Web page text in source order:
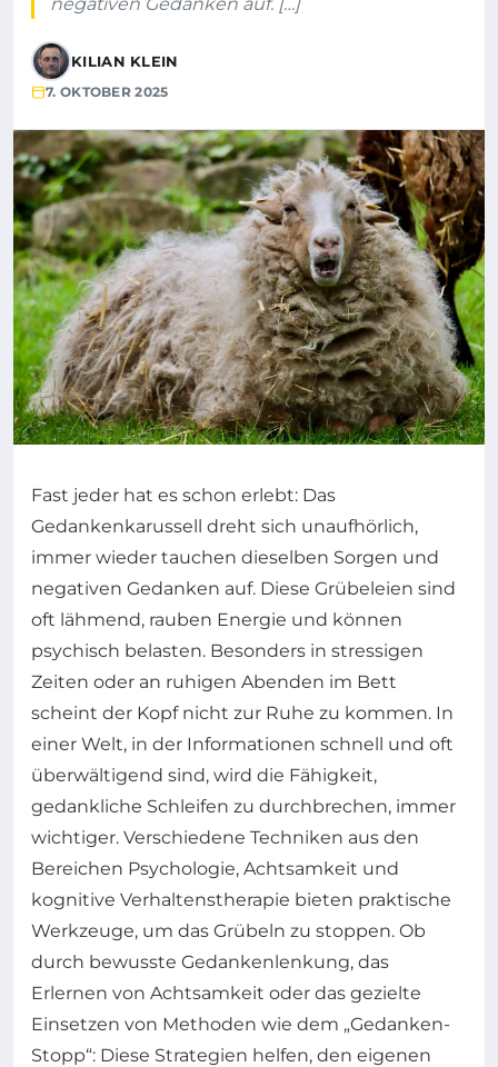
KILIAN KLEIN
7. OKTOBER 2025
Fast jeder hat es schon erlebt: Das
Gedankenkarussell dreht sich unaufhörlich,
immer wieder tauchen dieselben Sorgen und
negativen Gedanken auf. Diese Grübeleien sind
oft lähmend, rauben Energie und können
psychisch belasten. Besonders in stressigen
Zeiten oder an ruhigen Abenden im Bett
scheint der Kopf nicht zur Ruhe zu kommen. In
einer Welt, in der Informationen schnell und oft
überwältigend sind, wird die Fähigkeit,
gedankliche Schleifen zu durchbrechen, immer
wichtiger. Verschiedene Techniken aus den
Bereichen Psychologie, Achtsamkeit und
kognitive Verhaltenstherapie bieten praktische
Werkzeuge, um das Grübeln zu stoppen. Ob
durch bewusste Gedankenlenkung, das
Erlernen von Achtsamkeit oder das gezielte
Einsetzen von Methoden wie dem „Gedanken-
Stopp“: Diese Strategien helfen, den eigenen